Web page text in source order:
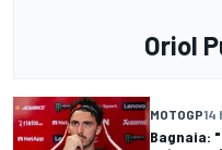
Oriol
MOTOGP14
Bagnaia: